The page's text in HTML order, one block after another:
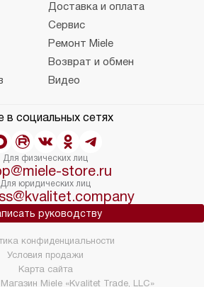
Доставка и оплата
Сервис
Ремонт Miele
Возврат и обмен
Видео
в социальных сетях
Для физических лиц
store.ru
Для юридических лиц
руководству
Miele «Kvalitet Trade, LLC»
конфиденциальности
Условия продажи
Карта сайта